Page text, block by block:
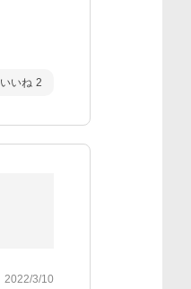
いいね 2
2022/3/10